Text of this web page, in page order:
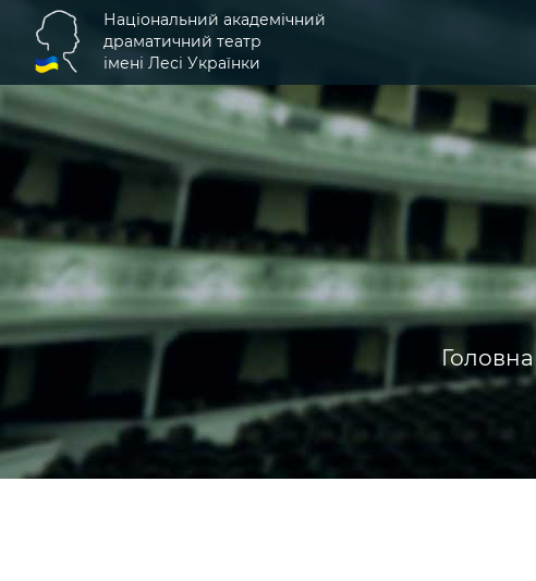
Національний академічний
драматичний театр
імені Лесі Українки
Головна